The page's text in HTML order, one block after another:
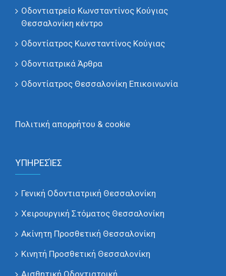
Οδοντιατρείο Κωνσταντίνος Κούγιας
Θεσσαλονίκη κέντρο
Οδοντίατρος Κωνσταντίνος Κούγιας
Οδοντιατρικά Άρθρα
Οδοντίατρος Θεσσαλονίκη Επικοινωνία
Πολιτική απορρήτου & cookie
ΥΠΗΡΕΣΊΕΣ
Γενική Οδοντιατρική Θεσσαλονίκη
Χειρουργική Στόματος Θεσσαλονίκη
Ακίνητη Προσθετική Θεσσαλονίκη
Κινητή Προσθετική Θεσσαλονίκη